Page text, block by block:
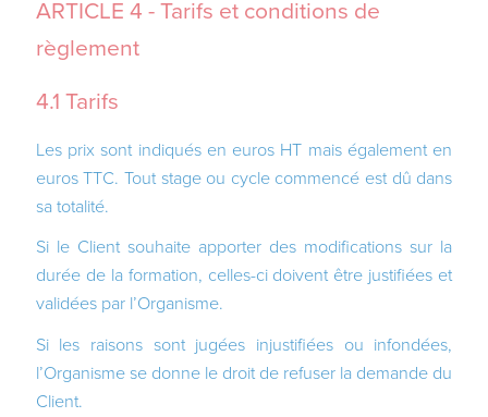
ARTICLE 4 - Tarifs et conditions de
règlement
4.1 Tarifs
Les prix sont indiqués en euros HT mais également en
euros TTC. Tout stage ou cycle commencé est dû dans
sa totalité.
Si le Client souhaite apporter des modifications sur la
durée de la formation, celles-ci doivent être justifiées et
validées par l’Organisme.
Si les raisons sont jugées injustifiées ou infondées,
l’Organisme se donne le droit de refuser la demande du
Client.